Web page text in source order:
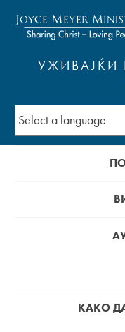
УЖИВАЈЌИ
КАКО